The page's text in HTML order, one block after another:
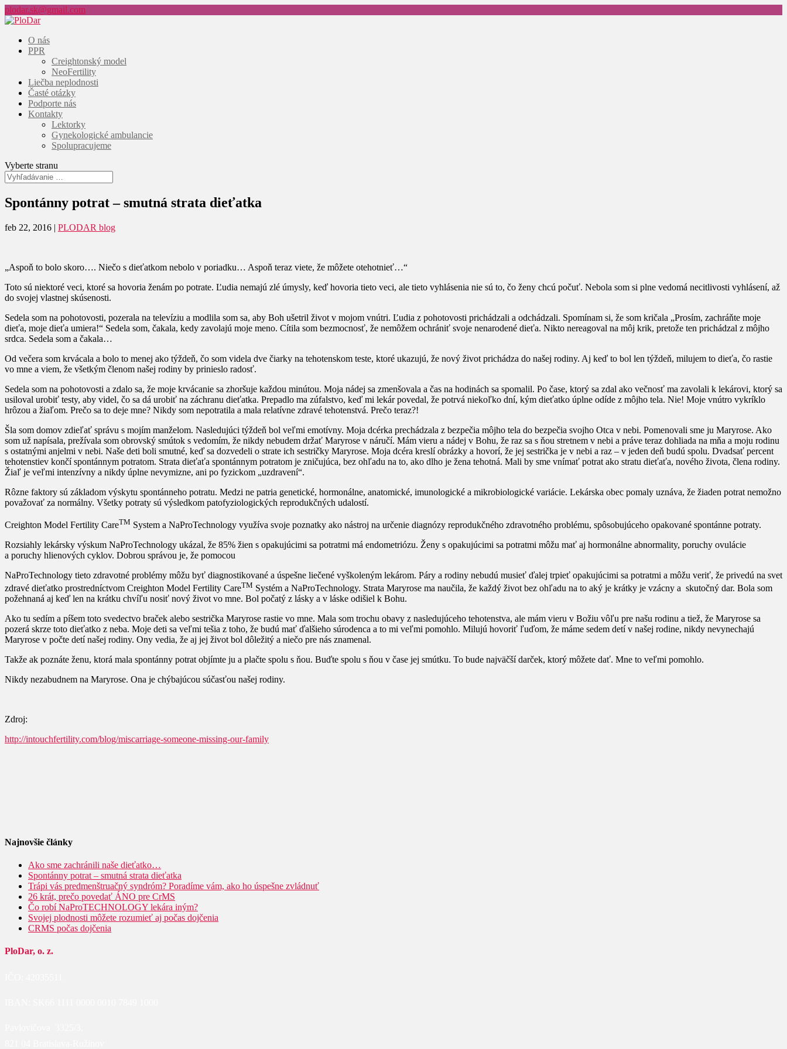
plodar.sk@gmail.com
O nás
PPR
Creightonský model
NeoFertility
Liečba neplodnosti
Časté otázky
Podporte nás
Kontakty
Lektorky
Gynekologické ambulancie
Spolupracujeme
Vyberte stranu
Spontánny potrat – smutná strata dieťatka
feb 22, 2016 | PLODAR blog
„Aspoň to bolo skoro…. Niečo s dieťatkom nebolo v poriadku… Aspoň teraz viete, že môžete otehotnieť…“
Toto sú niektoré veci, ktoré sa hovoria ženám po potrate. Ľudia nemajú zlé úmysly, keď hovoria tieto veci, ale tieto vyhlásenia nie sú to, čo ženy chcú počuť. Nebola som si plne vedomá necitlivosti vyhlásení, až
do svojej vlastnej skúsenosti.
Sedela som na pohotovosti, pozerala na televíziu a modlila som sa, aby Boh ušetril život v mojom vnútri. Ľudia z pohotovosti prichádzali a odchádzali. Spomínam si, že som kričala „Prosím, zachráňte moje
dieťa, moje dieťa umiera!“ Sedela som, čakala, kedy zavolajú moje meno. Cítila som bezmocnosť, že nemôžem ochrániť svoje nenarodené dieťa. Nikto nereagoval na môj krik, pretože ten prichádzal z môjho
srdca. Sedela som a čakala…
Od večera som krvácala a bolo to menej ako týždeň, čo som videla dve čiarky na tehotenskom teste, ktoré ukazujú, že nový život prichádza do našej rodiny. Aj keď to bol len týždeň, milujem to dieťa, čo rastie
vo mne a viem, že všetkým členom našej rodiny by prinieslo radosť.
Sedela som na pohotovosti a zdalo sa, že moje krvácanie sa zhoršuje každou minútou. Moja nádej sa zmenšovala a čas na hodinách sa spomalil. Po čase, ktorý sa zdal ako večnosť ma zavolali k lekárovi, ktorý sa
usiloval urobiť testy, aby videl, čo sa dá urobiť na záchranu dieťatka. Prepadlo ma zúfalstvo, keď mi lekár povedal, že potrvá niekoľko dní, kým dieťatko úplne odíde z môjho tela. Nie! Moje vnútro vykríklo
hrôzou a žiaľom. Prečo sa to deje mne? Nikdy som nepotratila a mala relatívne zdravé tehotenstvá. Prečo teraz?!
Šla som domov zdieľať správu s mojím manželom. Nasledujúci týždeň bol veľmi emotívny. Moja dcérka prechádzala z bezpečia môjho tela do bezpečia svojho Otca v nebi. Pomenovali sme ju Maryrose. Ako
som už napísala, prežívala som obrovský smútok s vedomím, že nikdy nebudem držať Maryrose v náručí. Mám vieru a nádej v Bohu, že raz sa s ňou stretnem v nebi a práve teraz dohliada na mňa a moju rodinu
s ostatnými anjelmi v nebi. Naše deti boli smutné, keď sa dozvedeli o strate ich sestričky Maryrose. Moja dcéra kreslí obrázky a hovorí, že jej sestrička je v nebi a raz – v jeden deň budú spolu. Dvadsať percent
tehotenstiev končí spontánnym potratom. Strata dieťaťa spontánnym potratom je zničujúca, bez ohľadu na to, ako dlho je žena tehotná. Mali by sme vnímať potrat ako stratu dieťaťa, nového života, člena rodiny.
Žiaľ je veľmi intenzívny a nikdy úplne nevymizne, ani po fyzickom „uzdravení“.
Rôzne faktory sú základom výskytu spontánneho potratu. Medzi ne patria genetické, hormonálne, anatomické, imunologické a mikrobiologické variácie. Lekárska obec pomaly uznáva, že žiaden potrat nemožno
považovať za normálny. Všetky potraty sú výsledkom patofyziologických reprodukčných udalostí.
Creighton Model Fertility CareTM System a NaProTechnology využíva svoje poznatky ako nástroj na určenie diagnózy reprodukčného zdravotného problému, spôsobujúceho opakované spontánne potraty.
Rozsiahly lekársky výskum NaProTechnology ukázal, že 85% žien s opakujúcimi sa potratmi má endometriózu. Ženy s opakujúcimi sa potratmi môžu mať aj hormonálne abnormality, poruchy ovulácie
a poruchy hlienových cyklov. Dobrou správou je, že pomocou
NaProTechnology tieto zdravotné problémy môžu byť diagnostikované a úspešne liečené vyškoleným lekárom. Páry a rodiny nebudú musieť ďalej trpieť opakujúcimi sa potratmi a môžu veriť, že privedú na svet
zdravé dieťatko prostredníctvom Creighton Model Fertility CareTM Systém a NaProTechnology. Strata Maryrose ma naučila, že každý život bez ohľadu na to aký je krátky je vzácny a skutočný dar. Bola som
požehnaná aj keď len na krátku chvíľu nosiť nový život vo mne. Bol počatý z lásky a v láske odišiel k Bohu.
Ako tu sedím a píšem toto svedectvo braček alebo sestrička Maryrose rastie vo mne. Mala som trochu obavy z nasledujúceho tehotenstva, ale mám vieru v Božiu vôľu pre našu rodinu a tiež, že Maryrose sa
pozerá skrze toto dieťatko z neba. Moje deti sa veľmi tešia z toho, že budú mať ďalšieho súrodenca a to mi veľmi pomohlo. Milujú hovoriť ľuďom, že máme sedem detí v našej rodine, nikdy nevynechajú
Maryrose v počte detí našej rodiny. Ony vedia, že aj jej život bol dôležitý a niečo pre nás znamenal.
Takže ak poznáte ženu, ktorá mala spontánny potrat objímte ju a plačte spolu s ňou. Buďte spolu s ňou v čase jej smútku. To bude najväčší darček, ktorý môžete dať. Mne to veľmi pomohlo.
Nikdy nezabudnem na Maryrose. Ona je chýbajúcou súčasťou našej rodiny.
Zdroj:
http://intouchfertility.com/blog/miscarriage-someone-missing-our-family
Najnovšie články
Ako sme zachránili naše dieťatko…
Spontánny potrat – smutná strata dieťatka
Trápi vás predmenštruačný syndróm? Poradíme vám, ako ho úspešne zvládnuť
26 krát, prečo povedať ÁNO pre CrMS
Čo robí NaProTECHNOLOGY lekára iným?
Svojej plodnosti môžete rozumieť aj počas dojčenia
CRMS počas dojčenia
PloDar, o. z.